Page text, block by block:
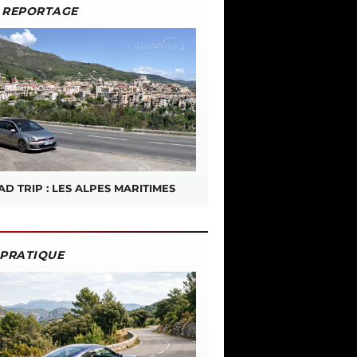
TRIP : LES ALPES MARITIMES